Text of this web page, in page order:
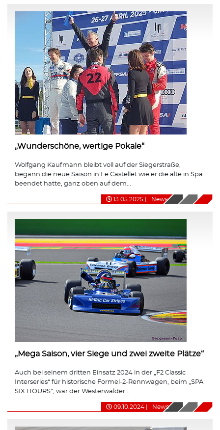
„Wunderschöne, wertige Pokale“
Wolfgang Kaufmann bleibt voll auf der Siegerstraße,
begann die neue Saison in Le Castellet wie er die alte in Spa
beendet hatte, ganz oben auf dem...
13.05.2025 News
„Mega Saison, vier Siege und zwei zweite Plätze“
Auch bei seinem dritten Einsatz 2024 in der „F2 Classic
Interseries“ für historische Formel-2-Rennwagen, beim „SPA
SIX HOURS“, war der Westerwälder...
09.10.2024 News